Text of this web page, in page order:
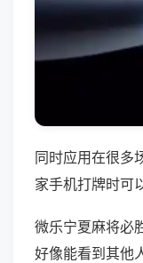
同时应用在很多
家手机打牌时可
微乐宁夏麻将必
好像能看到其他